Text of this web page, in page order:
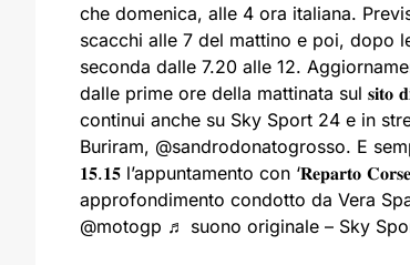
che domenica, alle 4 ora italiana.
scacchi alle 7 del mattino e poi, dopo
seconda dalle 7.20 alle 12.
dalle prime ore della mattinata sul 𝐬𝐢𝐭𝐨
continui anche su Sky Sport 24 e in
Buriram, @sandrodonatogrosso. E
𝟏𝟓.𝟏𝟓 l’appuntamento con ‘𝐑𝐞𝐩𝐚𝐫𝐭𝐨 𝐂𝐨𝐫𝐬𝐞
approfondimento condotto da Vera
@motogp ♬ suono originale – Sky